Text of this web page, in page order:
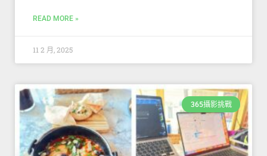
READ MORE »
11 2 月, 2025
365攝影挑戰